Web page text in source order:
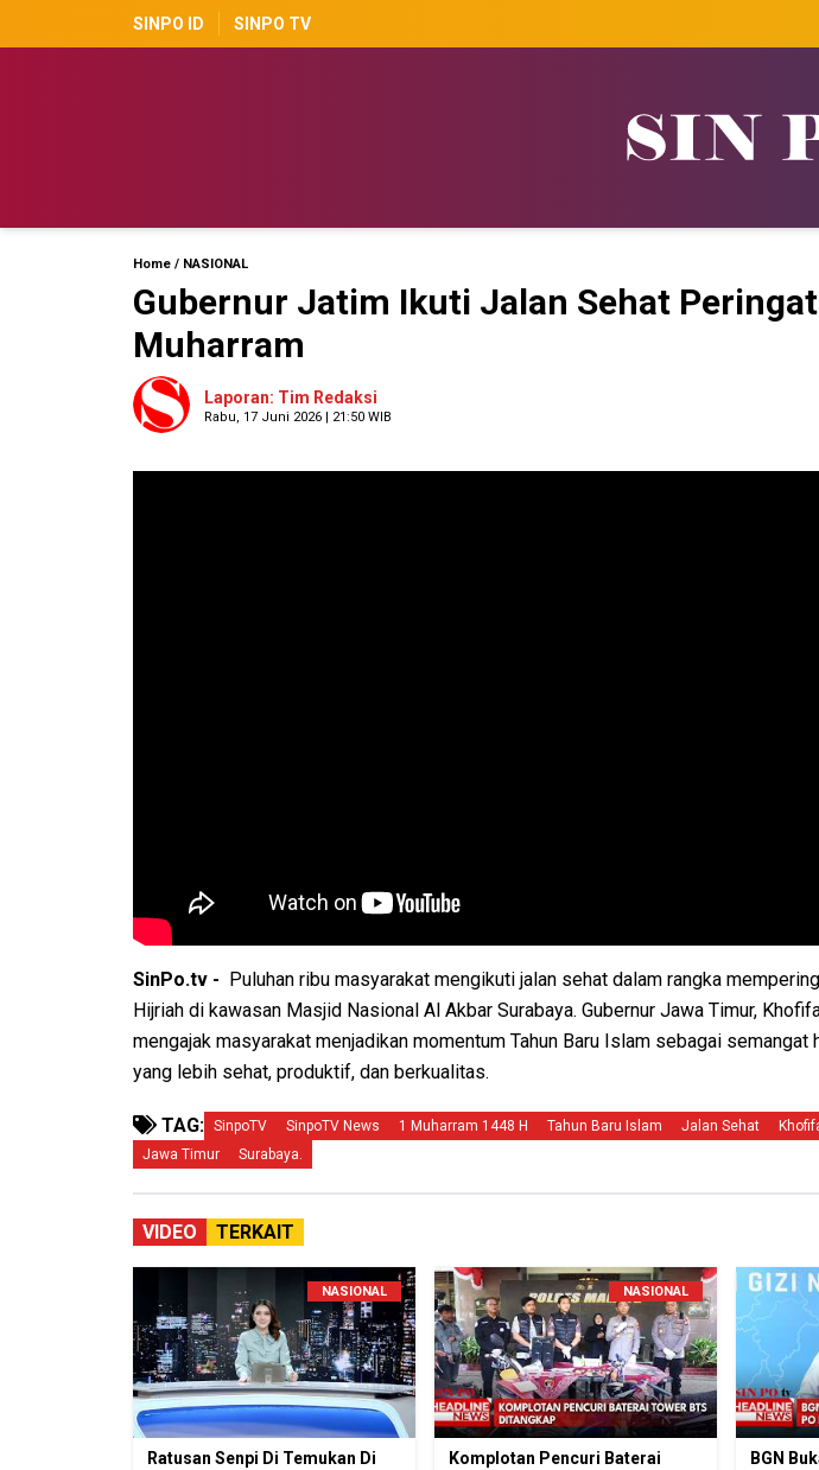
SINPO ID SINPO TV
Home / NASIONAL
Gubernur Jatim Ikuti Jalan Sehat
Muharram
Laporan: Tim Redaksi
Rabu, 17 Juni 2026 | 21:50 WIB
SinPo.tv -
Puluhan ribu masyarakat mengikuti jalan sehat dalam rangka
Hijriah di kawasan Masjid Nasional Al Akbar Surabaya. Gubernur Jawa Timur,
mengajak masyarakat menjadikan momentum Tahun Baru Islam sebagai semangat
yang lebih sehat, produktif, dan berkualitas.
TAG: SinpoTV SinpoTV News 1 Muharram 1448 H Tahun Baru Islam Jalan Sehat
Jawa Timur
Surabaya.
VIDEO TERKAIT
NASIONAL
Ratusan Senpi Di Temukan Di
NASIONAL
Komplotan Pencuri Baterai
BGN